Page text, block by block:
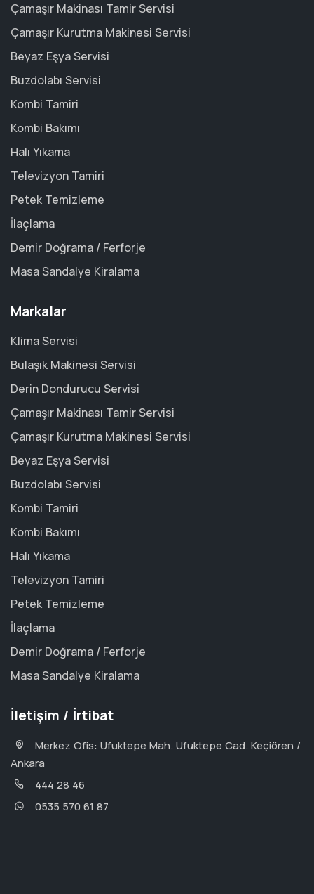
Çamaşır Makinası Tamir Servisi
Çamaşır Kurutma Makinesi Servisi
Beyaz Eşya Servisi
Buzdolabı Servisi
Kombi Tamiri
Kombi Bakımı
Halı Yıkama
Televizyon Tamiri
Petek Temizleme
İlaçlama
Demir Doğrama / Ferforje
Masa Sandalye Kiralama
Markalar
Klima Servisi
Bulaşık Makinesi Servisi
Derin Dondurucu Servisi
Çamaşır Makinası Tamir Servisi
Çamaşır Kurutma Makinesi Servisi
Beyaz Eşya Servisi
Buzdolabı Servisi
Kombi Tamiri
Kombi Bakımı
Halı Yıkama
Televizyon Tamiri
Petek Temizleme
İlaçlama
Demir Doğrama / Ferforje
Masa Sandalye Kiralama
İletişim / İrtibat
Merkez Ofis: Ufuktepe Mah. Ufuktepe Cad. Keçiören /
Ankara
444 28 46
0535 570 61 87